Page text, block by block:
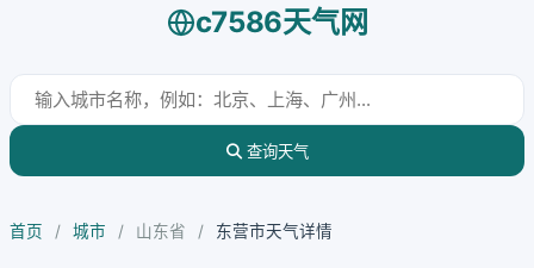
c7586天气网
查询天气
首页 / 城市 / 山东省 / 东营市天气详情